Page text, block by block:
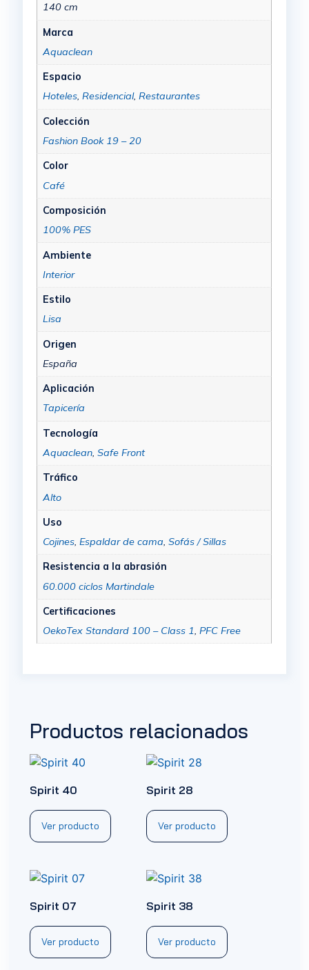
140 cm
Marca
Aquaclean
Espacio
Hoteles, Residencial, Restaurantes
Colección
Fashion Book 19 – 20
Color
Café
Composición
100% PES
Ambiente
Interior
Estilo
Lisa
Origen
España
Aplicación
Tapicería
Tecnología
Aquaclean, Safe Front
Tráfico
Alto
Uso
Cojines, Espaldar de cama, Sofás / Sillas
Resistencia a la abrasión
60.000 ciclos Martindale
Certificaciones
OekoTex Standard 100 – Class 1, PFC Free
Productos relacionados
Spirit 40
Ver producto
Spirit 28
Ver producto
Spirit 07
Ver producto
Spirit 38
Ver producto